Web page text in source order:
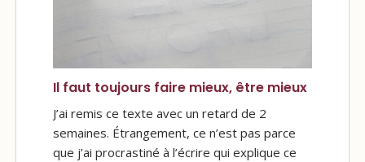
Il faut toujours faire mieux, être mieux
J’ai remis ce texte avec un retard de 2
semaines. Étrangement, ce n’est pas parce
que j’ai procrastiné à l’écrire qui explique ce